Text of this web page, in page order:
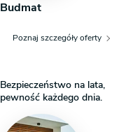
Budmat
Poznaj szczegóły oferty
Bezpieczeństwo na lata,
pewność każdego dnia.